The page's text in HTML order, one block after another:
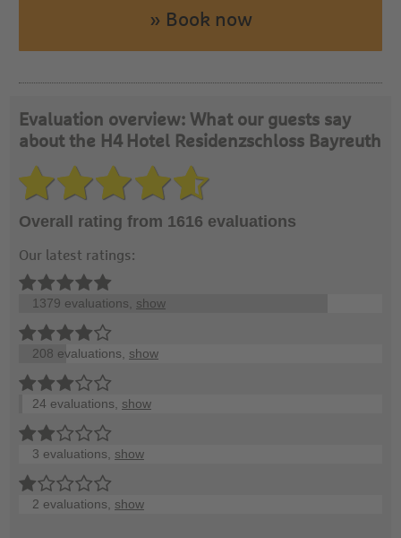
» Book now
Evaluation overview: What our guests say
about the H4 Hotel Residenzschloss Bayreuth
Overall rating from 1616 evaluations
Our latest ratings:
1379 evaluations, show
208 evaluations, show
24 evaluations, show
3 evaluations, show
2 evaluations, show